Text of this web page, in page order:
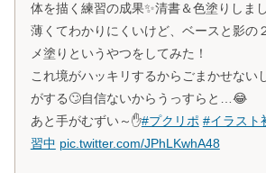
体を描く練習の成果✨清書＆色塗りしま
薄くてわかりにくいけど、ベースと影の
メ塗りというやつをしてみた！
これ境がハッキリするからごまかせない
がする🙄自信ないからうっすらと…😂
あと手がむずい～✋#プクリポ #イラスト
習中 pic.twitter.com/JPhLKwhA48